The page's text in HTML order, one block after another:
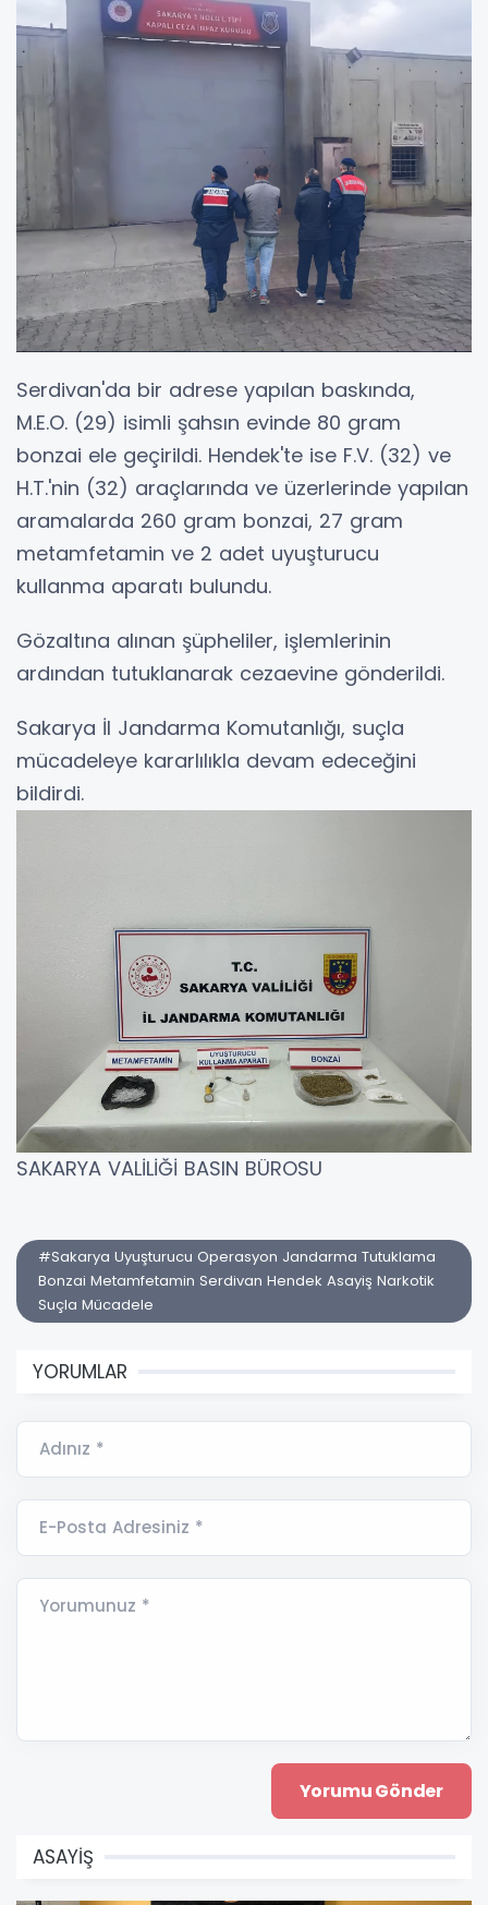
Serdivan'da bir adrese yapılan baskında,
M.E.O. (29) isimli şahsın evinde 80 gram
bonzai ele geçirildi. Hendek'te ise F.V. (32) ve
H.T.'nin (32) araçlarında ve üzerlerinde yapılan
aramalarda 260 gram bonzai, 27 gram
metamfetamin ve 2 adet uyuşturucu
kullanma aparatı bulundu.
Gözaltına alınan şüpheliler, işlemlerinin
ardından tutuklanarak cezaevine gönderildi.
Sakarya İl Jandarma Komutanlığı, suçla
mücadeleye kararlılıkla devam edeceğini
bildirdi.
SAKARYA VALİLİĞİ BASIN BÜROSU
#Sakarya Uyuşturucu Operasyon Jandarma Tutuklama
Bonzai Metamfetamin Serdivan Hendek Asayiş Narkotik
Suçla Mücadele
YORUMLAR
Adınız *
E-Posta Adresiniz *
Yorumunuz *
ASAYİŞ